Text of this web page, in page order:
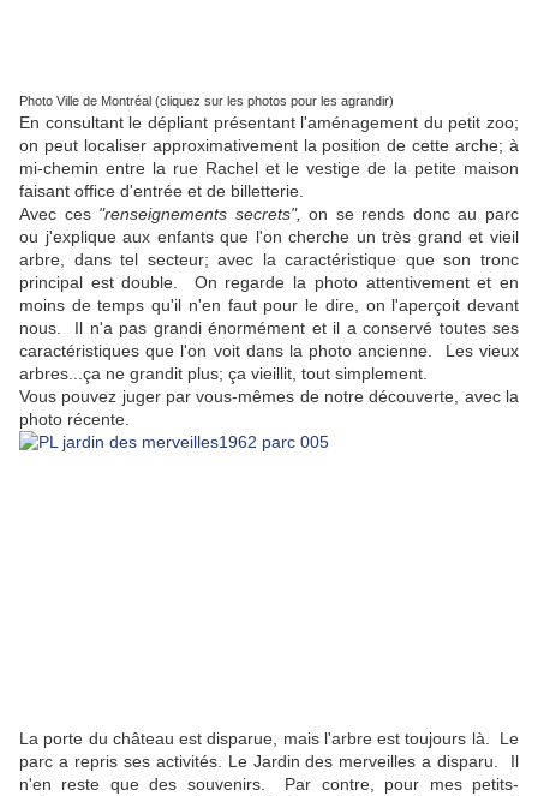
Photo Ville de Montréal (cliquez sur les photos pour les agrandir)
En consultant le dépliant présentant l'aménagement du petit zoo;
on peut localiser approximativement la position de cette arche; à
mi-chemin entre la rue Rachel et le vestige de la petite maison
faisant office d'entrée et de billetterie.
Avec ces "renseignements secrets",on se rends donc au parc
ou j'explique aux enfants que l'on cherche un très grand et vieil
arbre, dans tel secteur; avec la caractéristique que son tronc
principal est double. On regarde la photo attentivement et en
moins de temps qu'il n'en faut pour le dire, on l'aperçoit devant
nous. Il n'a pas grandi énormément et il a conservé toutes ses
caractéristiques que l'on voit dans la photo ancienne. Les vieux
arbres...ça ne grandit plus; ça vieillit, tout simplement.
Vous pouvez juger par vous-mêmes de notre découverte, avec la
photo récente.
La porte du château est disparue, mais l'arbre est toujours là. Le
parc a repris ses activités. Le Jardin des merveilles a disparu. Il
n'en reste que des souvenirs. Par contre, pour mes petits-